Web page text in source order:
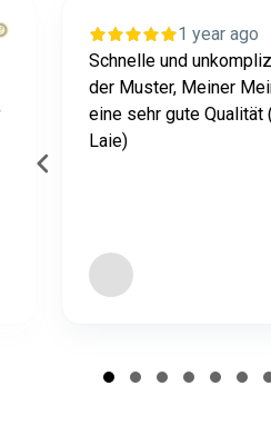
1 year ago
Schnelle und
der Muster, Meiner
eine sehr gute Qualität
Laie)